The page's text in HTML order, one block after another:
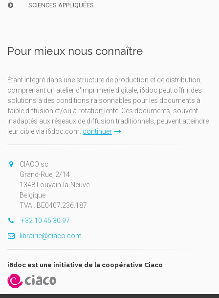
SCIENCES APPLIQUÉES
Pour mieux nous connaître
Étant intégré dans une structure de production et de distribution,
comprenant un atelier d'imprimerie digitale, i6doc peut offrir des
solutions à des conditions raisonnables pour les documents à
faible diffusion et/ou à rotation lente. Ces documents, souvent
inadaptés aux réseaux de diffusion traditionnels, peuvent atteindre
leur cible via i6doc.com. continuer
CIACO sc
Grand-Rue, 2/14
1348 Louvain-la-Neuve
Belgique
TVA : BE0407.236.187
+32 10 45 30 97
librairie@ciaco.com
i6doc est une initiative de la coopérative Ciaco